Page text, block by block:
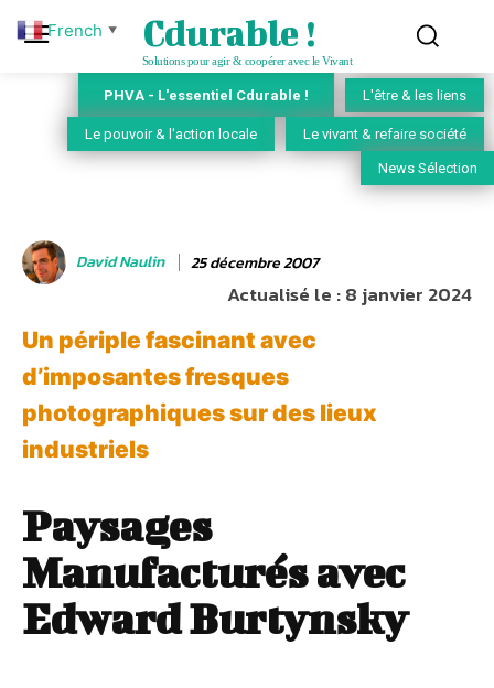
Cdurable !
Solutions pour agir & coopérer avec le Vivant
PHVA - L'essentiel Cdurable ! L'être & les liens
Le pouvoir & l'action locale Le vivant & refaire société
News Sélection
David Naulin 25 décembre 2007
Actualisé le :8 janvier 2024
Un périple fascinant avec
d’imposantes fresques
photographiques sur des lieux
industriels
Paysages
Manufacturés avec
Edward Burtynsky
French ▼